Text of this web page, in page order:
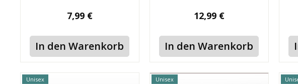
7,99 €
In den Warenkorb
12,99 €
In den Warenkorb
Unisex Unisex